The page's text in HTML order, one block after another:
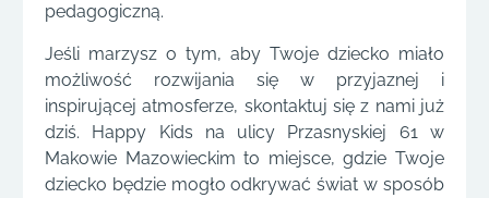
pedagogiczną.
Jeśli marzysz o tym, aby Twoje dziecko miało
możliwość rozwijania się w przyjaznej i
inspirującej atmosferze, skontaktuj się z nami już
dziś. Happy Kids na ulicy Przasnyskiej 61 w
Makowie Mazowieckim to miejsce, gdzie Twoje
dziecko będzie mogło odkrywać świat w sposób